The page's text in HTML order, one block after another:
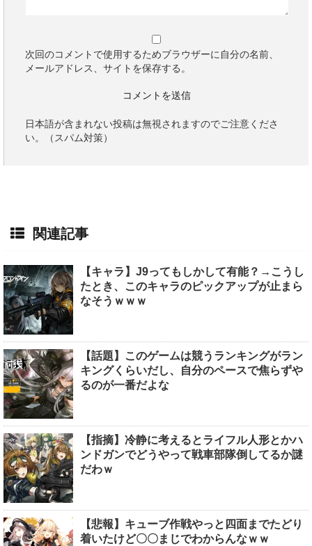
次回のコメントで使用するためブラウザーに自分の名前、
メールアドレス、サイトを保存する。
日本語が含まれない投稿は無視されますのでご注意くださ
い。（スパム対策）
関連記事
【キャラ】J9ってもしかして有能？→こうし
たとき、このキャラのピックアップが止まら
なそうｗｗｗ
【話題】このゲームは競うランキングがラン
キングくらいだし、自分のペースで焦らずや
るのが一番だよな
【指摘】冷静に考えるとライフル人形とかハ
ンドガンでどうやって戦車部隊倒してるか謎
だわｗ
【悲報】キューブ作戦やっと四面までたどり
着いたけど〇〇まじでわからんなｗｗ